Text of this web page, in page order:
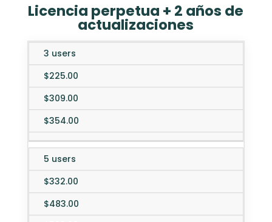
Licencia perpetua + 2 años de
actualizaciones
Web
3 users
$225.00
$309.00
$354.00
5 users
$332.00
$483.00